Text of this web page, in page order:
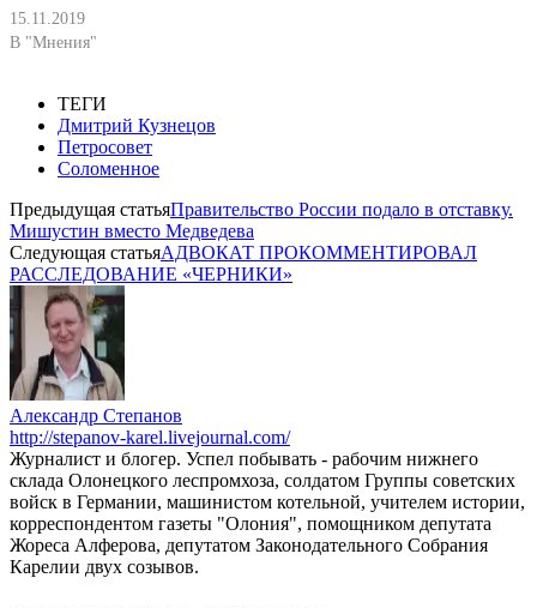
15.11.2019
В "Мнения"
ТЕГИ
Дмитрий Кузнецов
Петросовет
Соломенное
Предыдущая статьяПравительство России подало в отставку.
Мишустин вместо Медведева
Следующая статьяАДВОКАТ ПРОКОММЕНТИРОВАЛ
РАССЛЕДОВАНИЕ «ЧЕРНИКИ»
Александр Степанов
http://stepanov-karel.livejournal.com/
Журналист и блогер. Успел побывать - рабочим нижнего
склада Олонецкого леспромхоза, солдатом Группы советских
войск в Германии, машинистом котельной, учителем истории,
корреспондентом газеты "Олония", помощником депутата
Жореса Алферова, депутатом Законодательного Собрания
Карелии двух созывов.